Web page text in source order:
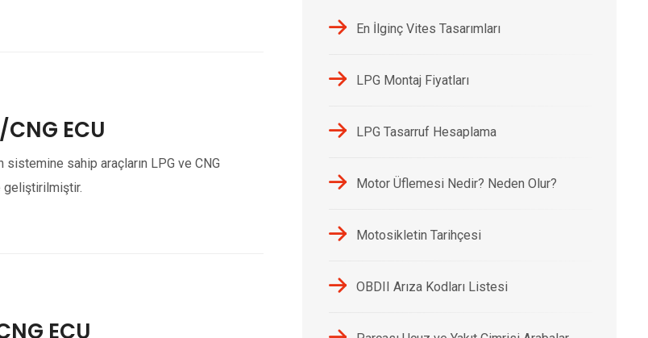
ECU
sahip araçların LPG ve CNG
geliştirilmiştir.
ECU
En İlginç Vites Tasarımları
LPG Montaj Fiyatları
LPG Tasarruf Hesaplama
Motor Üflemesi Nedir? Neden Olur?
Motosikletin Tarihçesi
OBDII Arıza Kodları Listesi